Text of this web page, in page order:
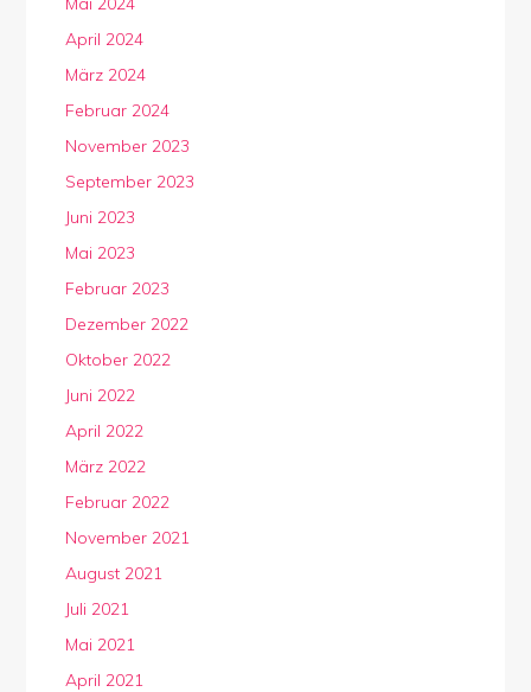
April 2024
März 2024
Februar 2024
November 2023
September 2023
Juni 2023
Mai 2023
Februar 2023
Dezember 2022
Oktober 2022
Juni 2022
April 2022
März 2022
Februar 2022
November 2021
August 2021
Juli 2021
Mai 2021
April 2021